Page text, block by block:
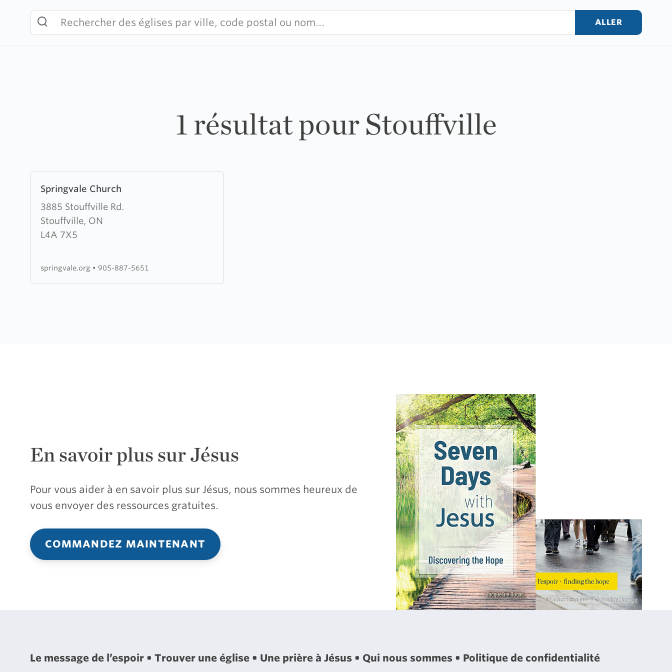
ALLER
1 résultat pour Stouffville
Springvale Church
3885 Stouffville Rd.
Stouffville, ON
L4A 7X5
more
about
Springvale
Church
springvale.org • 905-887-5651
En savoir plus sur Jésus
Pour vous aider à en savoir plus sur Jésus, nous sommes heureux de
vous envoyer des ressources gratuites.
COMMANDEZ MAINTENANT
Le message de l’espoir Trouver une église Une prière à Jésus Qui nous sommes Politique de confidentialité